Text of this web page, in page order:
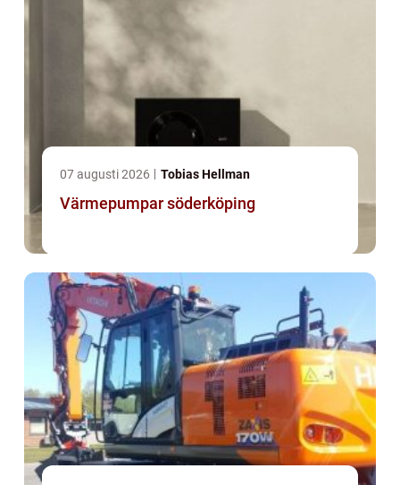
07 augusti 2026 Tobias Hellman
Värmepumpar söderköping